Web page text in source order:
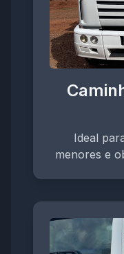
Ideal
menores e